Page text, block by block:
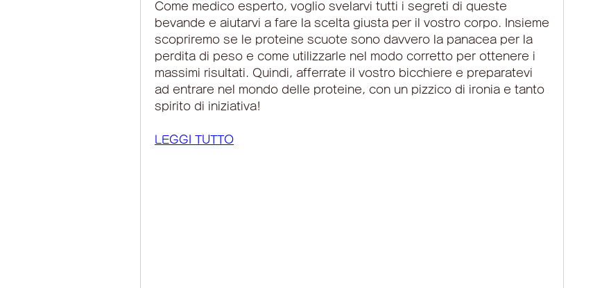
Come medico esperto, voglio svelarvi tutti i segreti di queste
bevande e aiutarvi a fare la scelta giusta per il vostro corpo. Insieme
scopriremo se le proteine ​​scuote sono davvero la panacea per la
perdita di peso e come utilizzarle nel modo corretto per ottenere i
massimi risultati. Quindi, afferrate il vostro bicchiere e preparatevi
ad entrare nel mondo delle proteine, con un pizzico di ironia e tanto
spirito di iniziativa!
LEGGI TUTTO